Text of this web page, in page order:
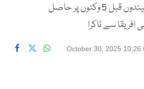
نے مطلوبہ ہدف 9 گیندوں قبل 5 وکٹوں پر حاصل
افریقا سے ٹاکرا
October 30, 2025 10:26